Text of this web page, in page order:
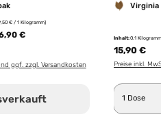
Wert ein
€ / 1 Kilogramm)
€
ggf. zzgl. Versandkosten
Virginia
Inhalt:0.1 Kilogramm
15,90 €
Preise inkl.